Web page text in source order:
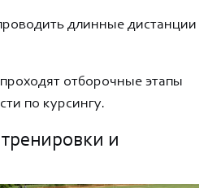
длинные дистанции
отборочные этапы
по курсингу.
и